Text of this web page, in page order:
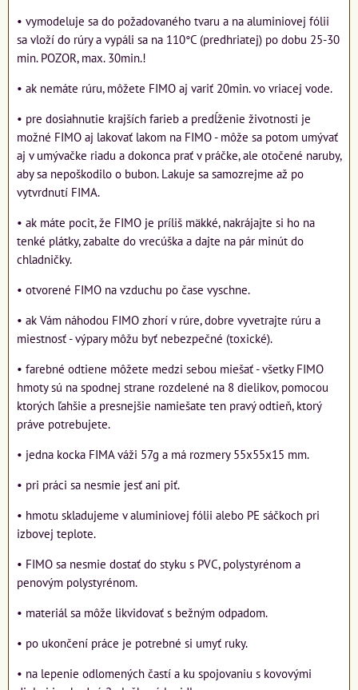
• vymodeluje sa do požadovaného tvaru a na aluminiovej fólii
sa vloží do rúry a vypáli sa na 110°C (predhriatej) po dobu 25-30
min. POZOR, max. 30min.!
• ak nemáte rúru, môžete FIMO aj variť 20min. vo vriacej vode.
• pre dosiahnutie krajších farieb a predĺženie životnosti je
možné FIMO aj lakovať lakom na FIMO - môže sa potom umývať
aj v umývačke riadu a dokonca prať v práčke, ale otočené naruby,
aby sa nepoškodilo o bubon. Lakuje sa samozrejme až po
vytvrdnutí FIMA.
• ak máte pocit, že FIMO je príliš mäkké, nakrájajte si ho na
tenké plátky, zabalte do vrecúška a dajte na pár minút do
chladničky.
• otvorené FIMO na vzduchu po čase vyschne.
• ak Vám náhodou FIMO zhorí v rúre, dobre vyvetrajte rúru a
miestnosť - výpary môžu byť nebezpečné (toxické).
• farebné odtiene môžete medzi sebou miešať - všetky FIMO
hmoty sú na spodnej strane rozdelené na 8 dielikov, pomocou
ktorých ľahšie a presnejšie namiešate ten pravý odtieň, ktorý
práve potrebujete.
• jedna kocka FIMA váži 57g a má rozmery 55x55x15 mm.
• pri práci sa nesmie jesť ani piť.
• hmotu skladujeme v aluminiovej fólii alebo PE sáčkoch pri
izbovej teplote.
• FIMO sa nesmie dostať do styku s PVC, polystyrénom a
penovým polystyrénom.
• materiál sa môže likvidovať s bežným odpadom.
• po ukončení práce je potrebné si umyť ruky.
• na lepenie odlomených častí a ku spojovaniu s kovovými